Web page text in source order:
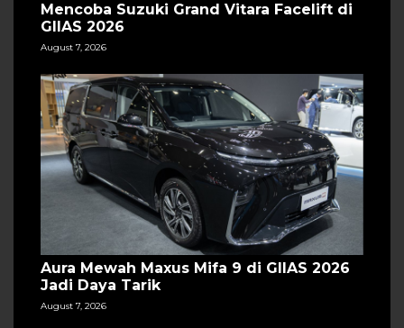
Mencoba Suzuki Grand Vitara Facelift di
GIIAS 2026
August 7, 2026
Aura Mewah Maxus Mifa 9 di GIIAS 2026
Jadi Daya Tarik
August 7, 2026